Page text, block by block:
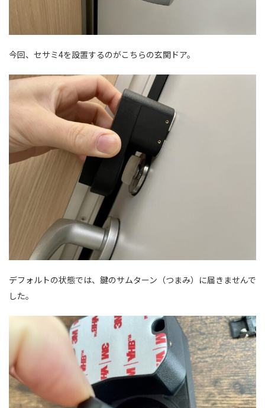
今回、セサミ4を設置するのがこちらの玄関ドア。
デフォルトの状態では、鍵のサムターン（つまみ）に届きませんで
した。